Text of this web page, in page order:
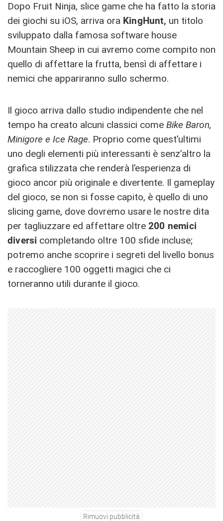
Dopo Fruit Ninja, slice game che ha fatto la storia
dei giochi su iOS, arriva ora KingHunt, un titolo
sviluppato dalla famosa software house
Mountain Sheep in cui avremo come compito non
quello di affettare la frutta, bensì di affettare i
nemici che appariranno sullo schermo.
Il gioco arriva dallo studio indipendente che nel
tempo ha creato alcuni classici come Bike Baron,
Minigore e Ice Rage. Proprio come quest’ultimi
uno degli elementi più interessanti è senz’altro la
grafica stilizzata che renderà l’esperienza di
gioco ancor più originale e divertente. Il gameplay
del gioco, se non si fosse capito, è quello di uno
slicing game, dove dovremo usare le nostre dita
per tagliuzzare ed affettare oltre 200 nemici
diversi completando oltre 100 sfide incluse;
potremo anche scoprire i segreti del livello bonus
e raccogliere 100 oggetti magici che ci
torneranno utili durante il gioco.
Rimuovi pubblicità